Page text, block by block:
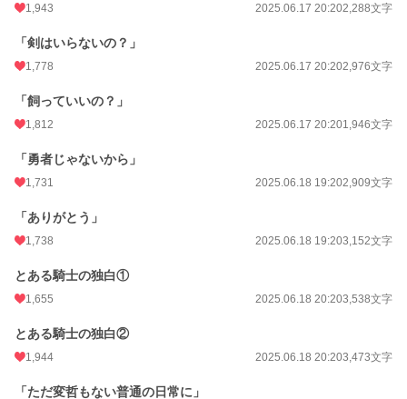
累計ポイント
1,943 2025.06.17 20:202,288文字
「剣はいらないの？」
1,778 2025.06.17 20:202,976文字
「飼っていいの？」
1,812 2025.06.17 20:201,946文字
「勇者じゃないから」
1,731 2025.06.18 19:202,909文字
「ありがとう」
1,738 2025.06.18 19:203,152文字
とある騎士の独白①
1,655 2025.06.18 20:203,538文字
とある騎士の独白②
1,944 2025.06.18 20:203,473文字
「ただ変哲もない普通の日常に」